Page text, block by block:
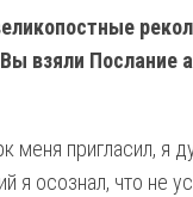
взяли Послание
меня пригласил, я
я осознал, что не